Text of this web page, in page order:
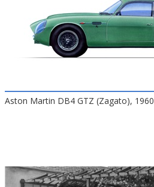
Aston Martin DB4 GTZ (Zagato), 1960